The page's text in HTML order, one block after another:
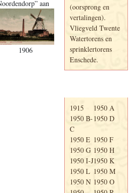
aan
1906
(oorsprong en
vertalingen).
Vliegveld Twente
Watertorens en
sprinklertorens
Enschede.
1915
1950 A
1950 B-
C
1950 D
1950 E 1950 F
1950 G 1950 H
1950 I-J1950 K
1950 L 1950 M
1950 N 1950 O